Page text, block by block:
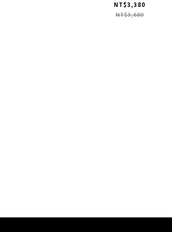
Crewneck Sweatshirt 2.1
Navy 海軍藍
NT$3,380
NT$3,680